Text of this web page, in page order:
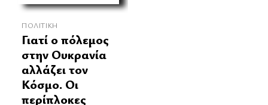
ΠΟΛΙΤΙΚΉ
Γιατί ο πόλεμος
στην Ουκρανία
αλλάζει τον
Κόσμο. Οι
περίπλοκες